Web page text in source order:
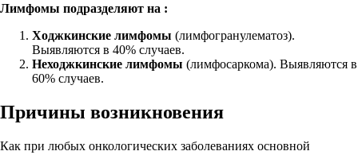
Лимфомы подразделяют на :
Ходжкинские лимфомы (лимфогранулематоз).
Выявляются в 40% случаев.
Неходжкинские лимфомы (лимфосаркома). Выявляются в
60% случаев.
Причины возникновения
Как при любых онкологических заболеваниях основной